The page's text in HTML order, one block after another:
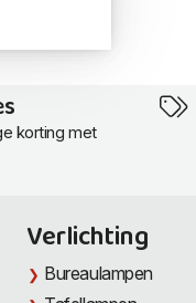
korting met
Verlichting
Bureaulampen